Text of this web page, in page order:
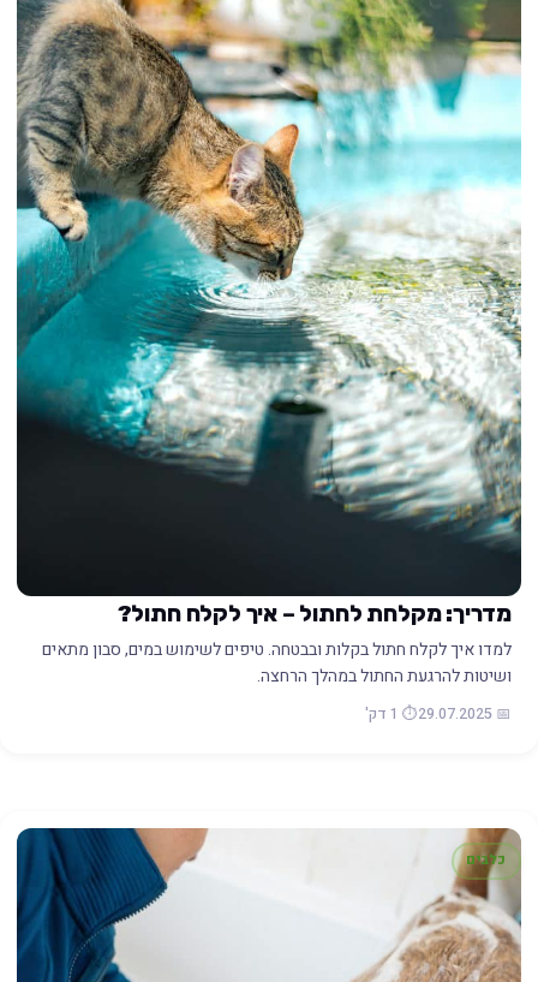
מדריך: מקלחת לחתול – איך לקלח חתול?
למדו איך לקלח חתול בקלות ובבטחה. טיפים לשימוש במים, סבון מתאים
ושיטות להרגעת החתול במהלך הרחצה.
📅 29.07.2025 ⏱️ 1 דק'
כלבים